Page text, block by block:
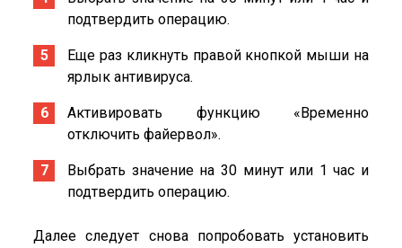
подтвердить операцию.
Еще раз кликнуть правой кнопкой мыши на
ярлык антивируса.
Активировать функцию «Временно
отключить файервол».
Выбрать значение на 30 минут или 1 час и
подтвердить операцию.
Далее следует снова попробовать установить